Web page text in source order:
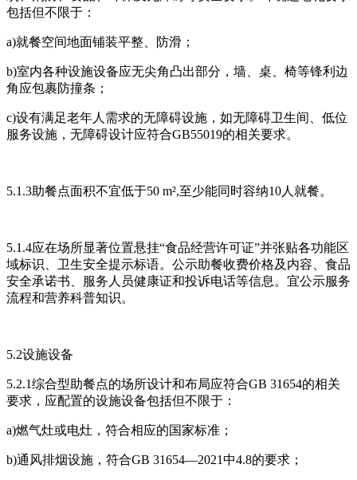
包括但不限于：
a)就餐空间地面铺装平整、防滑；
b)室内各种设施设备应无尖角凸出部分，墙、桌、椅等锋利边
角应包裹防撞条；
c)设有满足老年人需求的无障碍设施，如无障碍卫生间、低位
服务设施，无障碍设计应符合GB55019的相关要求。
5.1.3助餐点面积不宜低于50 m²,至少能同时容纳10人就餐。
5.1.4应在场所显著位置悬挂“食品经营许可证”并张贴各功能区
域标识、卫生安全提示标语。公示助餐收费价格及内容、食品
安全承诺书、服务人员健康证和投诉电话等信息。宜公示服务
流程和营养科普知识。
5.2设施设备
5.2.1综合型助餐点的场所设计和布局应符合GB 31654的相关
要求，应配置的设施设备包括但不限于：
a)燃气灶或电灶，符合相应的国家标准；
b)通风排烟设施，符合GB 31654—2021中4.8的要求；